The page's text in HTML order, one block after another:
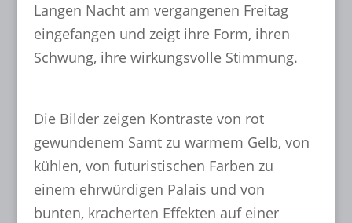
Langen Nacht am vergangenen Freitag
eingefangen und zeigt ihre Form, ihren
Schwung, ihre wirkungsvolle Stimmung.
Die Bilder zeigen Kontraste von rot
gewundenem Samt zu warmem Gelb, von
kühlen, von futuristischen Farben zu
einem ehrwürdigen Palais und von
bunten, kracherten Effekten auf einer